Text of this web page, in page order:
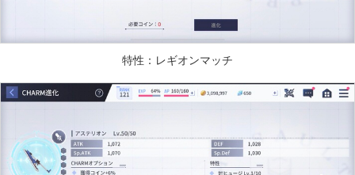
特性：レギオンマッチ